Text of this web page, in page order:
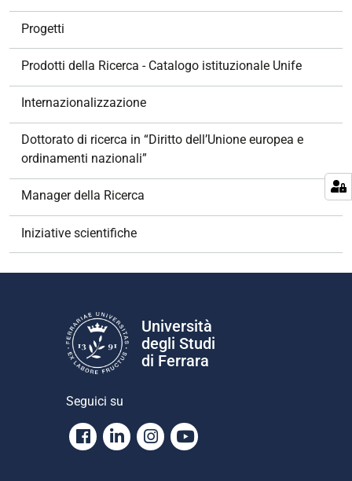
Progetti
Prodotti della Ricerca - Catalogo istituzionale Unife
Internazionalizzazione
Dottorato di ricerca in “Diritto dell’Unione europea e
ordinamenti nazionali”
Manager della Ricerca
Iniziative scientifiche
Università
degli Studi
di Ferrara
Seguici su
Facebook
LinkedinInstagram
Youtube